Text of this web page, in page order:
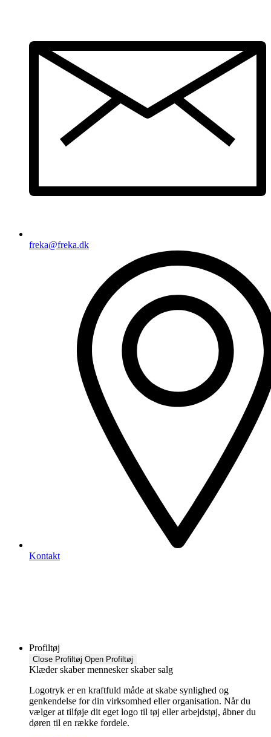
freka@freka.dk
Kontakt
Profiltøj
Close Profiltøj Open Profiltøj
Klæder skaber mennesker skaber salg
Logotryk er en kraftfuld måde at skabe synlighed og
genkendelse for din virksomhed eller organisation. Når du
vælger at tilføje dit eget logo til tøj eller arbejdstøj, åbner du
døren til en række fordele.